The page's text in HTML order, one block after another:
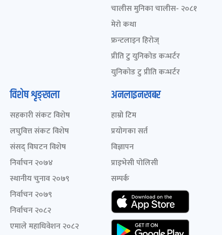
चालीस मुनिका चालीस- २०८१
मेरो कथा
फ्रन्टलाइन हिरोज्
प्रीति टु युनिकोड कन्भर्टर
युनिकोड टु प्रीति कन्भर्टर
विशेष शृङ्खला
सहकारी संकट विशेष
लघुवित्त संकट विशेष
संसद् विघटन विशेष
निर्वाचन २०७४
स्थानीय चुनाव २०७९
निर्वाचन २०७९
निर्वाचन २०८२
एमाले महाधिवेशन २०८२
अनलाइनखबर
हाम्रो टिम
प्रयोगका सर्त
विज्ञापन
प्राइभेसी पोलिसी
सम्पर्क